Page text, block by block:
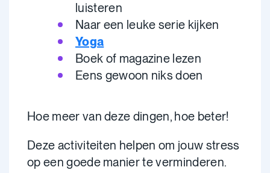
luisteren
Naar een leuke serie kijken
Yoga
Boek of magazine lezen
Eens gewoon niks doen
Hoe meer van deze dingen, hoe beter!
Deze activiteiten helpen om jouw stress
op een goede manier te verminderen.